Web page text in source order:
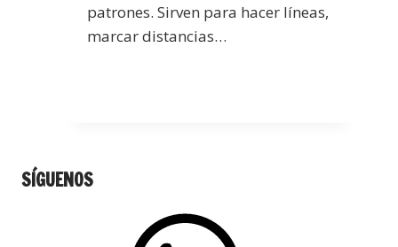
patrones. Sirven para hacer líneas,
marcar distancias…
SÍGUENOS